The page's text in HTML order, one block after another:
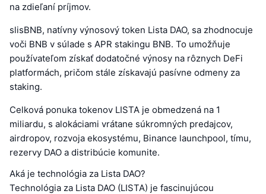
na zdieľaní príjmov.
slisBNB, natívny výnosový token Lista DAO, sa zhodnocuje
voči BNB v súlade s APR stakingu BNB. To umožňuje
používateľom získať dodatočné výnosy na rôznych DeFi
platformách, pričom stále získavajú pasívne odmeny za
staking.
Celková ponuka tokenov LISTA je obmedzená na 1
miliardu, s alokáciami vrátane súkromných predajcov,
airdropov, rozvoja ekosystému, Binance launchpool, tímu,
rezervy DAO a distribúcie komunite.
Aká je technológia za Lista DAO?
Technológia za Lista DAO (LISTA) je fascinujúcou